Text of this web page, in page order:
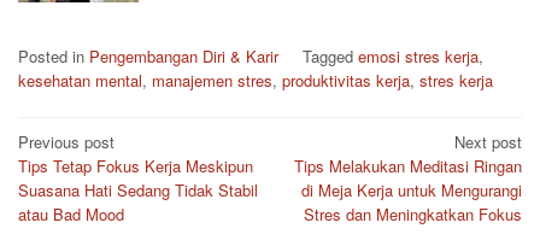
Posted in Pengembangan Diri & Karir Tagged emosi stres kerja,
kesehatan mental, manajemen stres, produktivitas kerja, stres kerja
Post
navigation
Previous post
Tips Tetap Fokus Kerja Meskipun
Suasana Hati Sedang Tidak Stabil
atau Bad Mood
Next post
Tips Melakukan Meditasi Ringan
di Meja Kerja untuk Mengurangi
Stres dan Meningkatkan Fokus